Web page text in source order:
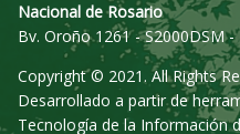
Nacional de Rosario
Bv. Oroño 1261 - S2000DSM -
Copyright © 2021. All Rights
Desarrollado a partir de
Tecnología de la Información